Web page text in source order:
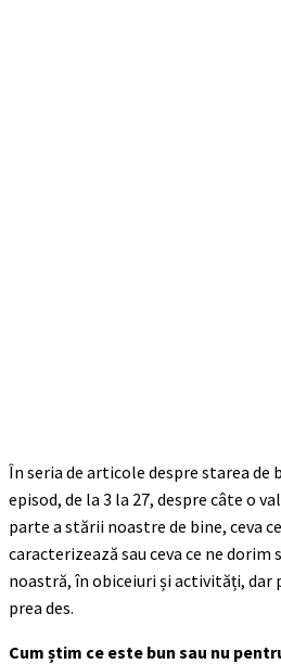
În seria de articole despre starea de
episod, de la 3 la 27, despre câte o
parte a stării noastre de bine, ceva
caracterizează sau ceva ce ne dorim
noastră, în obiceiuri și activități,
prea des.
Cum știm ce este bun sau nu